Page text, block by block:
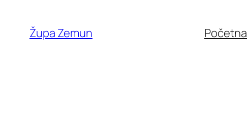
content
Župa Zemun Početna